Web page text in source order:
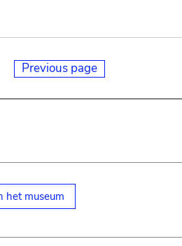
Previous page
het museum